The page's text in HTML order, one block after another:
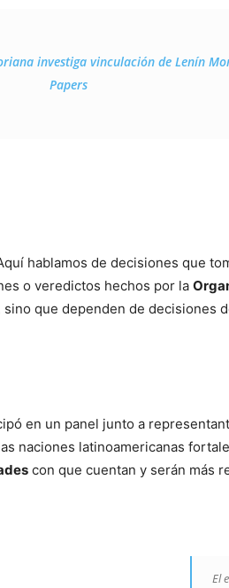
investiga vinculación de Lenín
Papers
hablamos de decisiones que
o veredictos hechos por la
que dependen de decisiones
en un panel junto a
naciones latinoamericanas
con que cuentan y serán más
El